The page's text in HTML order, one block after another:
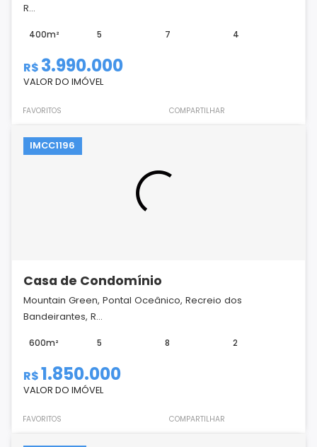
R...
400m² 5 7 4
R$ 3.990.000
VALOR DO IMÓVEL
FAVORITOS COMPARTILHAR
IMCC1196
Casa de Condomínio
Mountain Green, Pontal Oceânico, Recreio dos
Bandeirantes, R...
600m² 5 8 2
R$1.850.000
VALOR DO IMÓVEL
FAVORITOS COMPARTILHAR